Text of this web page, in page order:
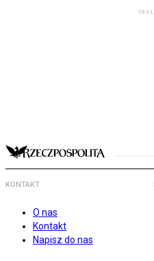
KONTAKT
O nas
Kontakt
Napisz do nas